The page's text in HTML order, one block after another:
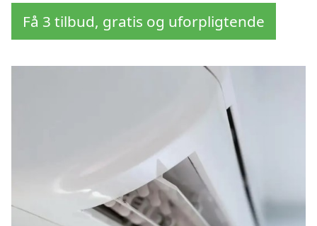
Få 3 tilbud, gratis og uforpligtende